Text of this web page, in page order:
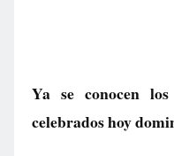
Ya se conocen
celebrados hoy